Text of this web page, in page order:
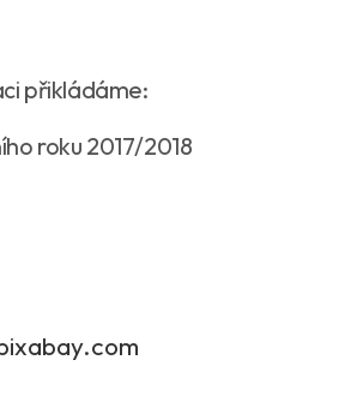
přikládáme:
roku 2017/2018